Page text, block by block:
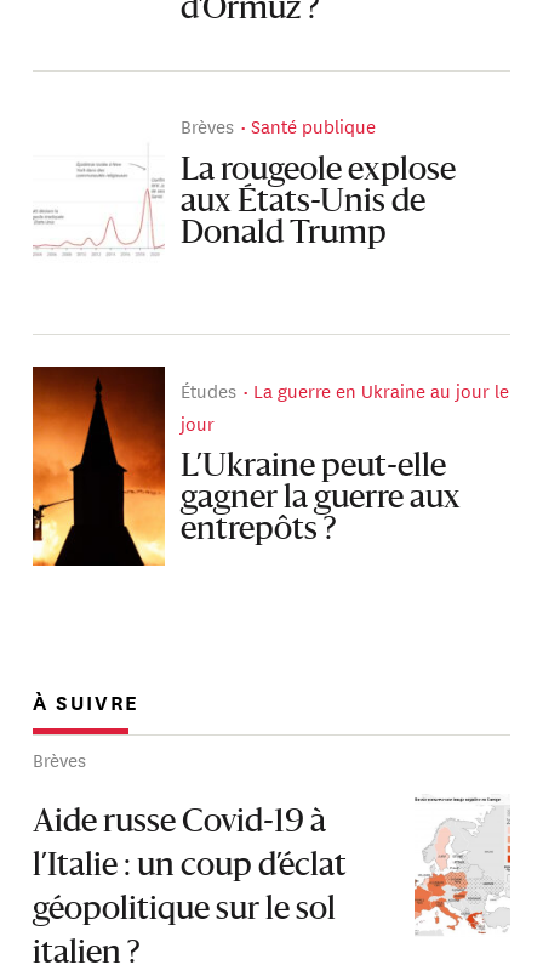
d’Ormuz ?
Brèves Santé publique
La rougeole explose
aux États-Unis de
Donald Trump
Études
La guerre en Ukraine au jour le
jour
L’Ukraine peut-elle
gagner la guerre aux
entrepôts ?
À SUIVRE
Brèves
Aide russe Covid-19 à
l’Italie : un coup d’éclat
géopolitique sur le sol
italien ?